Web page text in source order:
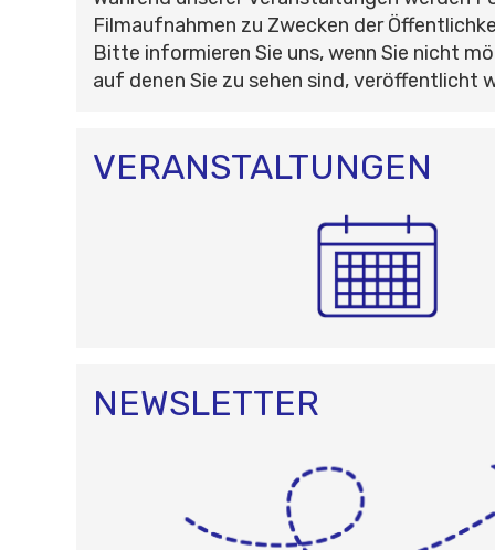
Filmaufnahmen zu Zwecken der
Bitte informieren Sie uns, wenn Sie nicht
auf denen Sie zu sehen sind, veröffentlicht
VERANSTALTUNGEN
NEWSLETTER